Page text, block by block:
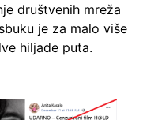
društvenih mreža
je za malo više
hiljade puta.